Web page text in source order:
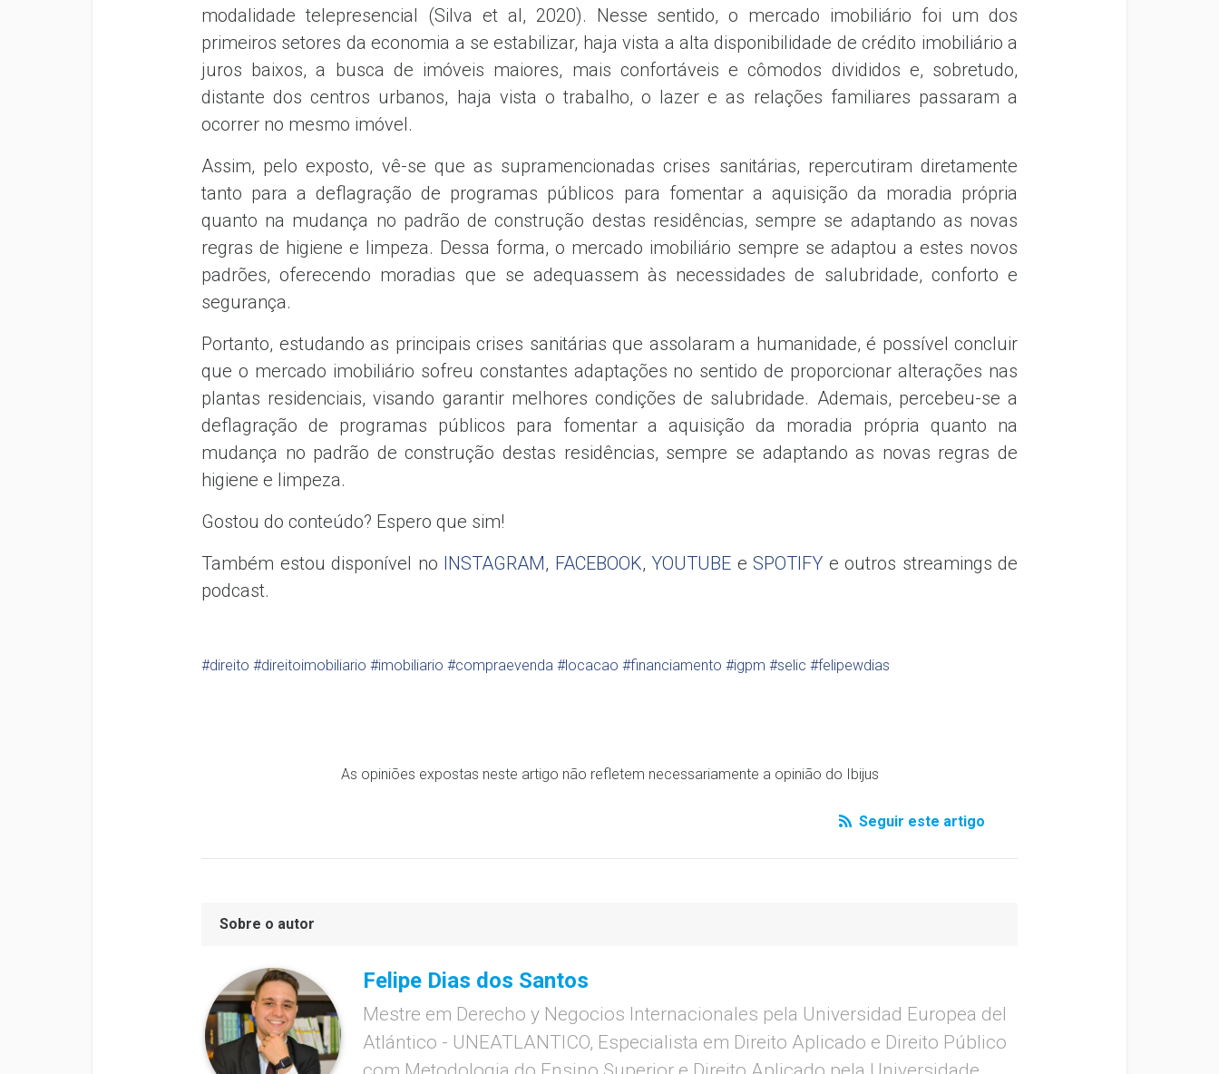
modalidade telepresencial (Silva et al, 2020). Nesse sentido, o mercado imobiliário foi um dos
primeiros setores da economia a se estabilizar, haja vista a alta disponibilidade de crédito imobiliário a
juros baixos, a busca de imóveis maiores, mais confortáveis e cômodos divididos e, sobretudo,
distante dos centros urbanos, haja vista o trabalho, o lazer e as relações familiares passaram a
ocorrer no mesmo imóvel.
Assim, pelo exposto, vê-se que as supramencionadas crises sanitárias, repercutiram diretamente
tanto para a deflagração de programas públicos para fomentar a aquisição da moradia própria
quanto na mudança no padrão de construção destas residências, sempre se adaptando as novas
regras de higiene e limpeza. Dessa forma, o mercado imobiliário sempre se adaptou a estes novos
padrões, oferecendo moradias que se adequassem às necessidades de salubridade, conforto e
segurança.
Portanto, estudando as principais crises sanitárias que assolaram a humanidade, é possível concluir
que o mercado imobiliário sofreu constantes adaptações no sentido de proporcionar alterações nas
plantas residenciais, visando garantir melhores condições de salubridade. Ademais, percebeu-se a
deflagração de programas públicos para fomentar a aquisição da moradia própria quanto na
mudança no padrão de construção destas residências, sempre se adaptando as novas regras de
higiene e limpeza.
Gostou do conteúdo? Espero que sim!
Também estou disponível no INSTAGRAM, FACEBOOK, YOUTUBE e SPOTIFY e outros streamings de
podcast.
#direito #direitoimobiliario #imobiliario #compraevenda #locacao #financiamento #igpm #selic #felipewdias
As opiniões expostas neste artigo não refletem necessariamente a opinião do Ibijus
Seguir este artigo
Sobre o autor
Felipe Dias dos Santos
Mestre em Derecho y Negocios Internacionales pela Universidad Europea del
Atlántico - UNEATLANTICO, Especialista em Direito Aplicado e Direito Público